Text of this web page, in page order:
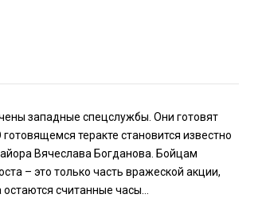
западные спецслужбы. Они готовят
теракте становится известно
Вячеслава Богданова. Бойцам
– это только часть вражеской акции,
считанные часы…